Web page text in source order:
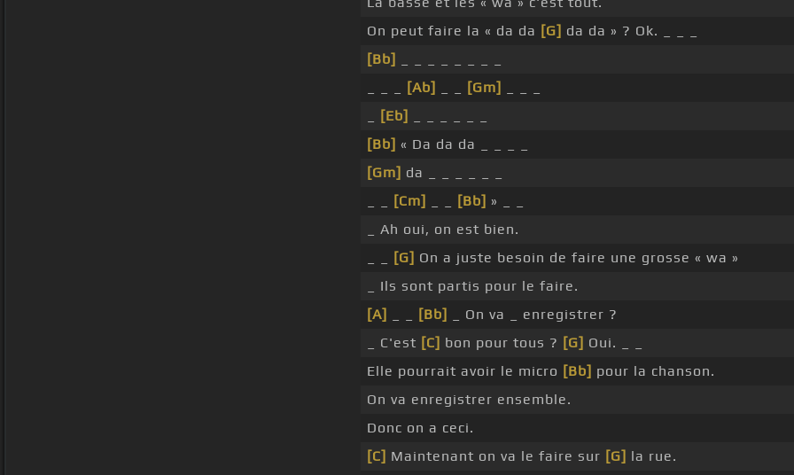
On peut faire la « da da [G] da da » ? Ok. _ _ _
[Bb]
[Ab] [Gm]
[Eb]
[Bb] « Da da da _ _ _ _
[Gm] da _ _ _ _ _ _
[Cm] [Bb] » _ _
_ Ah oui, on est bien.
[G] On a juste besoin de faire une grosse « wa »
_ Ils sont partis pour le faire.
[A]
[Bb]
_ On va _ enregistrer ?
_ C'est [C] bon pour tous ? [G] Oui. _ _
Elle pourrait avoir le micro [Bb] pour la chanson.
On va enregistrer ensemble.
Donc on a ceci.
[C] Maintenant on va le faire sur [G] la rue.